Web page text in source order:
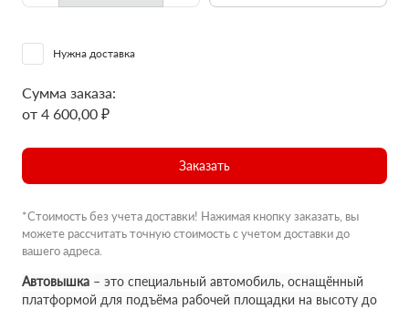
Нужна доставка
Сумма заказа:
от 4 600,00 ₽
Заказать
*Стоимость без учета доставки! Нажимая кнопку заказать, вы
можете рассчитать точную стоимость с учетом доставки до
вашего адреса.
Автовышка – это специальный автомобиль, оснащённый
платформой для подъёма рабочей площадки на высоту до